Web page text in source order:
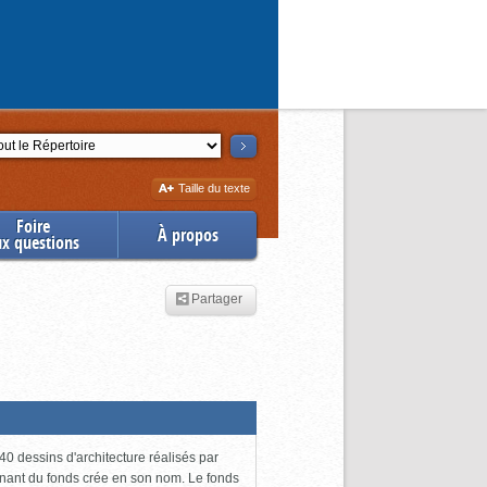
Augmenter
la
Taille du texte
Foire
questions À propos
Partager
dessins d'architecture réalisés par
du fonds crée en son nom. Le fonds